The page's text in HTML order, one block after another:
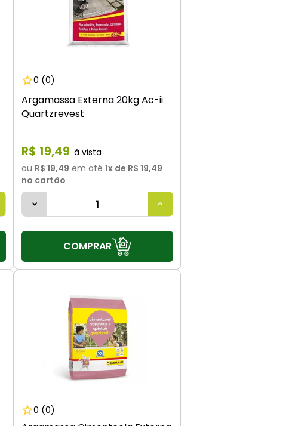
0 (0)
Argamassa Externa 20kg Ac-ii
Quartzrevest
R$ 19,49
ou R$ 19,49 em até 1x de R$ 19,49
no cartão
COMPRAR
0 (0)